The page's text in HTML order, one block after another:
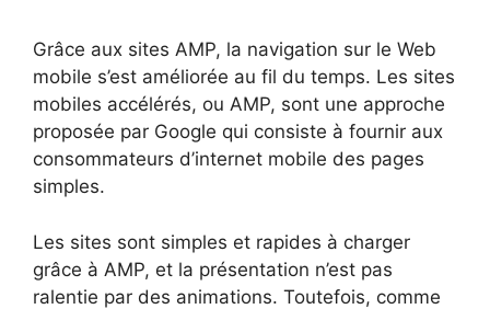
Grâce aux sites AMP, la navigation sur le Web
mobile s’est améliorée au fil du temps. Les sites
mobiles accélérés, ou AMP, sont une approche
proposée par Google qui consiste à fournir aux
consommateurs d’internet mobile des pages
simples.
Les sites sont simples et rapides à charger
grâce à AMP, et la présentation n’est pas
ralentie par des animations. Toutefois, comme